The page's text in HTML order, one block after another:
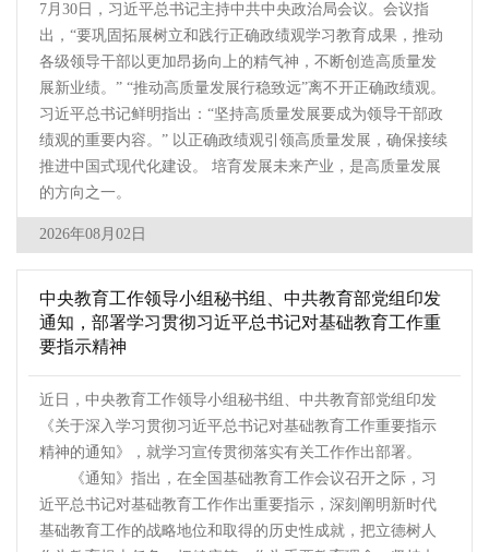
7月30日，习近平总书记主持中共中央政治局会议。会议指
出，“要巩固拓展树立和践行正确政绩观学习教育成果，推动
各级领导干部以更加昂扬向上的精气神，不断创造高质量发
展新业绩。” “推动高质量发展行稳致远”离不开正确政绩观。
习近平总书记鲜明指出：“坚持高质量发展要成为领导干部政
绩观的重要内容。” 以正确政绩观引领高质量发展，确保接续
推进中国式现代化建设。 培育发展未来产业，是高质量发展
的方向之一。
2026年08月02日
中央教育工作领导小组秘书组、中共教育部党组印发
通知，部署学习贯彻习近平总书记对基础教育工作重
要指示精神
近日，中央教育工作领导小组秘书组、中共教育部党组印发
《关于深入学习贯彻习近平总书记对基础教育工作重要指示
精神的通知》，就学习宣传贯彻落实有关工作作出部署。
《通知》指出，在全国基础教育工作会议召开之际，习
近平总书记对基础教育工作作出重要指示，深刻阐明新时代
基础教育工作的战略地位和取得的历史性成就，把立德树人